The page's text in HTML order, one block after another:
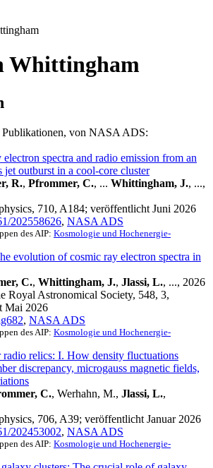
Whittingham
Publikationen, von NASA ADS:
spectra and radio emission from an
jet outburst in a cool-core cluster
R., Pfrommer, C., ... Whittingham, J., ...,
710, A184; veröffentlicht Juni 2026
202558626, NASA ADS
des AIP: Kosmologie und Hochenergie-
evolution of cosmic ray electron spectra in
C., Whittingham, J., Jlassi, L., ..., 2026
Royal Astronomical Society, 548, 3,
Mai 2026
, NASA ADS
des AIP: Kosmologie und Hochenergie-
relics: I. How density fluctuations
discrepancy, microgauss magnetic fields,
C., Werhahn, M., Jlassi, L.,
706, A39; veröffentlicht Januar 2026
202453002, NASA ADS
des AIP: Kosmologie und Hochenergie-